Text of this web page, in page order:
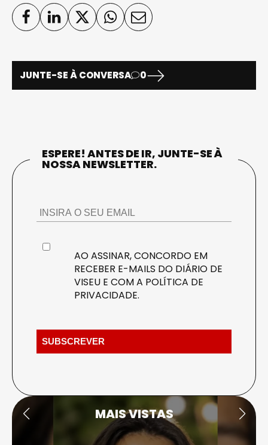
JUNTE-SE À CONVERSA 0
ESPERE! ANTES DE IR, JUNTE-SE À
NOSSA NEWSLETTER.
AO ASSINAR, CONCORDO EM
RECEBER E-MAILS DO DIÁRIO DE
VISEU E COM A POLÍTICA DE
PRIVACIDADE.
MAIS VISTAS